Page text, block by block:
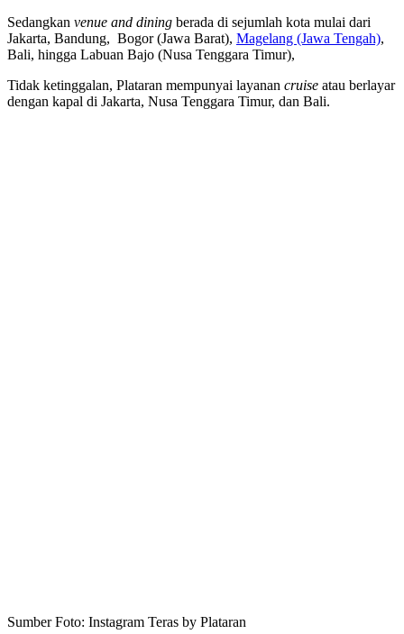
Sedangkan venue and dining berada di sejumlah kota mulai dari
Jakarta, Bandung, Bogor (Jawa Barat), Magelang (Jawa Tengah),
Bali, hingga Labuan Bajo (Nusa Tenggara Timur),
Tidak ketinggalan, Plataran mempunyai layanan cruise atau berlayar
dengan kapal di Jakarta, Nusa Tenggara Timur, dan Bali.
Sumber Foto: Instagram Teras by Plataran